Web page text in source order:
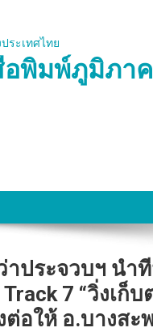
พิมพ์ภูมิภาค
ประจวบฯ นำ
Track 7 “วิ่งเ
อให้ อ.บางสะ